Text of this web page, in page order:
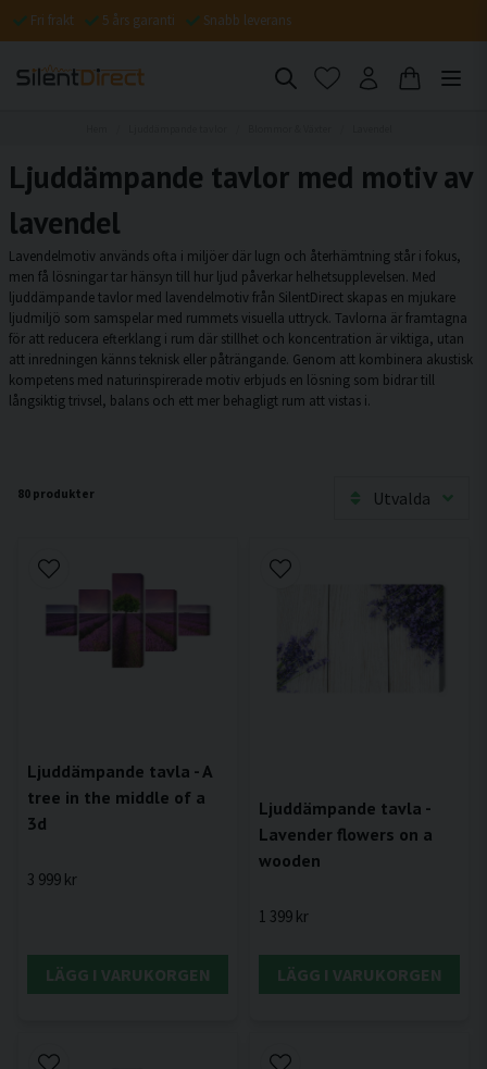
Fri frakt 5 års garanti Snabb leverans
Ljuddämpande tavlor med motiv av
lavendel
Lavendelmotiv används ofta i miljöer där lugn och återhämtning står i fokus,
men få lösningar tar hänsyn till hur ljud påverkar helhetsupplevelsen. Med
ljuddämpande tavlor med lavendelmotiv från SilentDirect skapas en mjukare
ljudmiljö som samspelar med rummets visuella uttryck. Tavlorna är framtagna
för att reducera efterklang i rum där stillhet och koncentration är viktiga, utan
att inredningen känns teknisk eller påträngande. Genom att kombinera akustisk
kompetens med naturinspirerade motiv erbjuds en lösning som bidrar till
långsiktig trivsel, balans och ett mer behagligt rum att vistas i.
80 produkter Utvalda
Ljuddämpande tavla - A
tree in the middle of a
3d
3 999 kr
LÄGG I VARUKORGEN
Ljuddämpande tavla -
Lavender flowers on a
wooden
1 399 kr
LÄGG I VARUKORGEN